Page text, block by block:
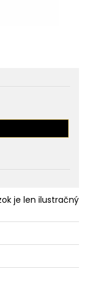
je len ilustračný